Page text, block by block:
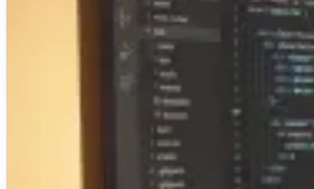
Créations de sites internet
Projets d'applications iOS & Android
Plateformes métiers personnalisées